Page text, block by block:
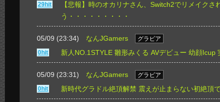
29hit
【悲報】時のオカリナさん、Switch2でリメイクさ
う・・・・・・・・・
05/09 (23:34) なんJGamers
グラビア
0hit
新人NO.1STYLE 雛形みくる AVデビュー 幼顔
05/09 (23:31) なんJGamers
グラビア
0hit
新時代グラドル絶頂解禁 震えが止まらない初絶頂